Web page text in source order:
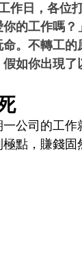
作日，各位
的工作嗎
。不轉工
如你出現了
公司的工
點，賺錢固